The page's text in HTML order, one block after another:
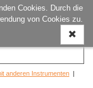
Cookies. Durch die
von Cookies zu.
ein-/
anderen Instrumenten |